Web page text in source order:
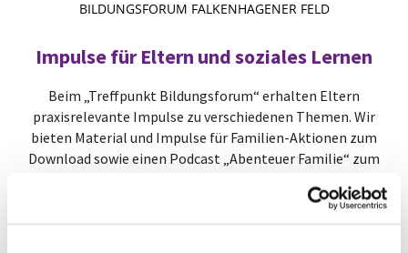
BILDUNGSFORUM FALKENHAGENER FELD
Impulse für Eltern und soziales Lernen
Beim „Treffpunkt Bildungsforum“ erhalten Eltern
praxisrelevante Impulse zu verschiedenen Themen. Wir
bieten Material und Impulse für Familien-Aktionen zum
Download sowie einen Podcast „Abenteuer Familie“ zum
Bereich Gewaltprävention und Soziales Lernen für
Kinder im Kita- und Grundschulalter.